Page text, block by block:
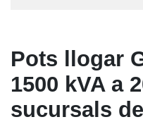
Pots llogar
1500 kVA a
sucursals